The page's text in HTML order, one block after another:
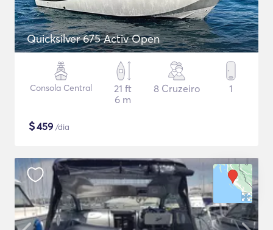
Quicksilver 675 Activ Open
Consola Central
21 ft
6 m
8 Cruzeiro 1
$459 /dia